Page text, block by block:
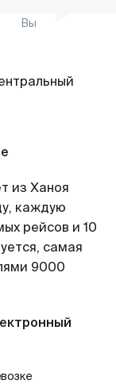
Вы
из Ханоя
каждую
рейсов и 10
самая
9000